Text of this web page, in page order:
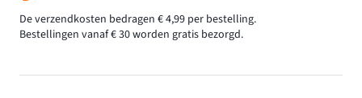
De verzendkosten bedragen € 4,99 per bestelling.
Bestellingen vanaf € 30 worden gratis bezorgd.